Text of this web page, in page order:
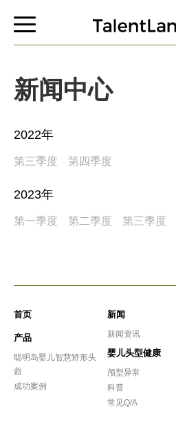
新闻中心
2022年
第三季度 第四季度
2023年
第一季度 第二季度 第三季度
首页
产品
聪明岛婴儿智慧矫形头
盔
成功案例
新闻
新闻资讯
婴儿头型健康
颅型异常
科普
常见Q/A